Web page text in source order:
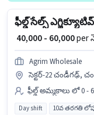
ఫీల్డ్ సేల్స్ ఎగ్జిక్యూటివ్
₹ 40,000 - 60,000per
Agrim Wholesale
సెక్టర్-22 చండీగఢ్,
ఫీల్డ్ అమ్మకాలు లో 0 -
Day shift 10వ తరగతి